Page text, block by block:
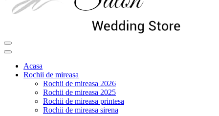
Acasa
Rochii de mireasa
Rochii de mireasa 2026
Rochii de mireasa 2025
Rochii de mireasa printesa
Rochii de mireasa sirena